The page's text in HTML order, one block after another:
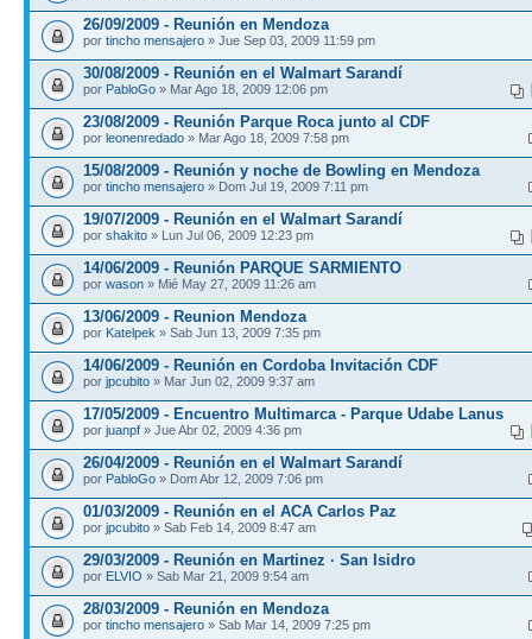
26/09/2009 - Reunión en Mendoza
por tincho mensajero » Jue Sep 03, 2009 11:59 pm
30/08/2009 - Reunión en el Walmart Sarandí
por PabloGo » Mar Ago 18, 2009 12:06 pm
23/08/2009 - Reunión Parque Roca junto al CDF
por leonenredado » Mar Ago 18, 2009 7:58 pm
15/08/2009 - Reunión y noche de Bowling en Mendoza
por tincho mensajero » Dom Jul 19, 2009 7:11 pm
19/07/2009 - Reunión en el Walmart Sarandí
por shakito » Lun Jul 06, 2009 12:23 pm
14/06/2009 - Reunión PARQUE SARMIENTO
por wason » Mié May 27, 2009 11:26 am
13/06/2009 - Reunion Mendoza
por Katelpek » Sab Jun 13, 2009 7:35 pm
14/06/2009 - Reunión en Cordoba Invitación CDF
por jpcubito » Mar Jun 02, 2009 9:37 am
17/05/2009 - Encuentro Multimarca - Parque Udabe Lanus
por juanpf » Jue Abr 02, 2009 4:36 pm
26/04/2009 - Reunión en el Walmart Sarandí
por PabloGo » Dom Abr 12, 2009 7:06 pm
01/03/2009 - Reunión en el ACA Carlos Paz
por jpcubito » Sab Feb 14, 2009 8:47 am
29/03/2009 - Reunión en Martinez · San Isidro
por ELVIO » Sab Mar 21, 2009 9:54 am
28/03/2009 - Reunión en Mendoza
por tincho mensajero » Sab Mar 14, 2009 7:25 pm